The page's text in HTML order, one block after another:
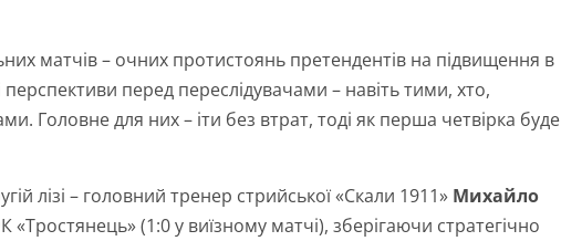
матчів – очних протистоянь претендентів на підвищення в
перед переслідувачами – навіть тими, хто,
Головне для них – іти без втрат, тоді як перша четвірка буде
лізі – головний тренер стрийської «Скали 1911» Михайло
«Тростянець» (1:0 у виїзному матчі), зберігаючи стратегічно